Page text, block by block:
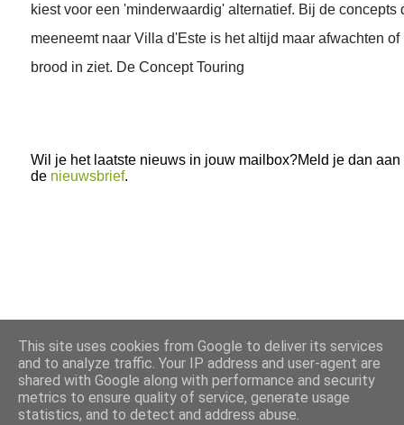
kiest voor een 'minderwaardig' alternatief. Bij de concepts
meeneemt naar Villa d'Este is het altijd maar afwachten of
brood in ziet. De Concept Touring
Wil je het laatste nieuws in jouw mailbox?Meld je dan aan
de nieuwsbrief.
This site uses cookies from Google to deliver its services
and to analyze traffic. Your IP address and user-agent are
shared with Google along with performance and security
metrics to ensure quality of service, generate usage
statistics, and to detect and address abuse.